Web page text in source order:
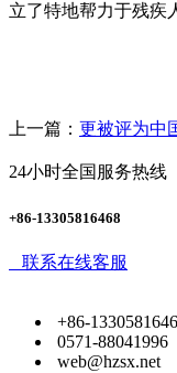
立了特地帮力于残疾
上一篇： 更被评为中
24小时全国服务热线
+86-13305816468
联系在线客服
+86-
0571-88041996
web@hzsx.net